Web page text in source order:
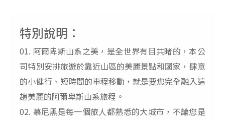
特別說明：
01. 阿爾卑斯山系之美，是全世界有目共睹的，本公
司特別安排旅遊於靠近山區的美麗景點和國家，肆意
的小健行、短時間的車程移動，就是要您完全融入這
趟美麗的阿爾卑斯山系旅程。
02. 慕尼黑是每一個旅人都熟悉的大城市，不論您是